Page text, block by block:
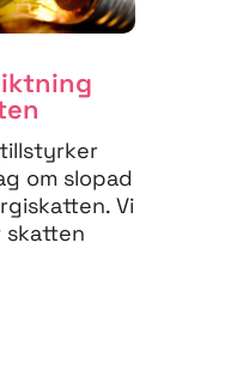
om slopad
Vi
skatten